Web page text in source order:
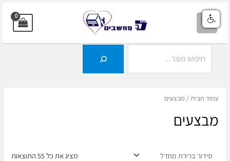
דילוג
לתוכן
MAIN
עמוד הבית/ מבצעים
מבצעים
מציג את כל 55 התוצאות